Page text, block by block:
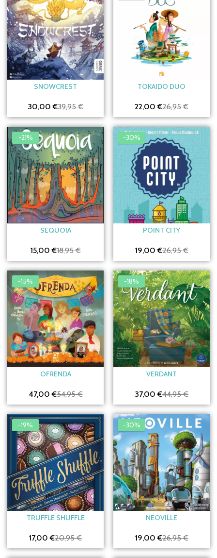
SNOWCREST
30,00 €39,95 €
TOKAIDO DUO
22,00 €26,95 €
-21%
SEQUOIA
15,00 €18,95 €
-30%
POINT CITY
19,00 €26,95 €
-15%
OFRENDA
47,00 €54,95 €
-18%
VERDANT
37,00 €44,95 €
-19%
TRUFFLE SHUFFLE
17,00 €20,95 €
-30%
NEOVILLE
19,00 €26,95 €